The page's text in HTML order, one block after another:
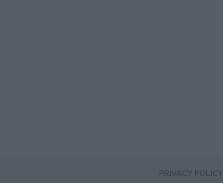
PRIVACY POLICY